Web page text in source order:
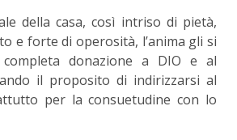
della casa, così intriso di pietà,
e forte di operosità, l’anima gli si
donazione a DIO e al
il proposito di indirizzarsi al
per la consuetudine con lo